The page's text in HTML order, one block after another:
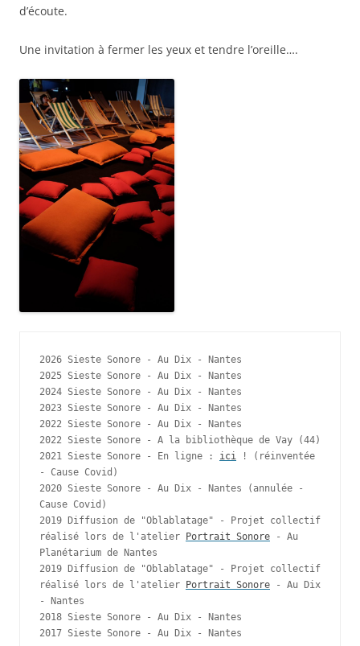
d’écoute.
Une invitation à fermer les yeux et tendre l’oreille….
2026 Sieste Sonore - Au Dix - Nantes
2025 Sieste Sonore - Au Dix - Nantes
2024 Sieste Sonore - Au Dix - Nantes
2023 Sieste Sonore - Au Dix - Nantes
2022 Sieste Sonore - Au Dix - Nantes
2022 Sieste Sonore - A la bibliothèque de Vay (44)
2021 Sieste Sonore - En ligne : ici ! (réinventée
- Cause Covid)
2020 Sieste Sonore - Au Dix - Nantes (annulée -
Cause Covid)
2019 Diffusion de "Oblablatage" - Projet collectif
réalisé lors de l'atelier Portrait Sonore - Au
Planétarium de Nantes
2019 Diffusion de "Oblablatage" - Projet collectif
réalisé lors de l'atelier Portrait Sonore - Au Dix
- Nantes
2018 Sieste Sonore - Au Dix - Nantes
2017 Sieste Sonore - Au Dix - Nantes